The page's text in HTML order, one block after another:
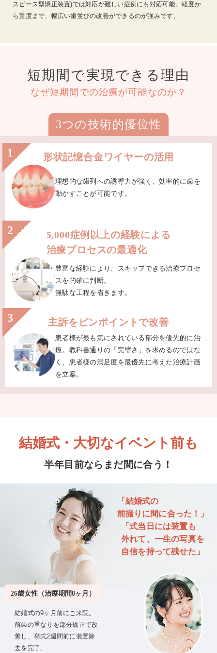
スピース型矯正装置)では対応が難しい症例にも対応可能。軽度か
ら重度まで、幅広い歯並びの改善ができるのが強みです。
短期間で実現できる理由
なぜ短期間での治療が可能なのか？
3つの技術的優位性
形状記憶合金ワイヤーの活用
1
理想的な歯列への誘導力が強く、効率的に歯を
動かすことが可能です。
5,000症例以上の経験による
治療プロセスの最適化
2
豊富な経験により、スキップできる治療プロセ
スを的確に判断。
無駄な工程を省きます。
主訴をピンポイントで改善
3
患者様が最も気にされている部分を優先的に治
療。教科書通りの「完璧さ」を求めるのではな
く、患者様の満足度を最優先に考えた治療計画
を立案。
結婚式・大切なイベント前も
半年目前ならまだ間に合う！
「結婚式の
前撮りに間に合った！」
「式当日には装置も
外れて、一生の写真を
自信を持って残せた」
26歳女性（治療期間8ヶ月）
結婚式の9ヶ月前にご来院。
前歯の重なりを部分矯正で改
善し、挙式2週間前に装置除
去を完了。